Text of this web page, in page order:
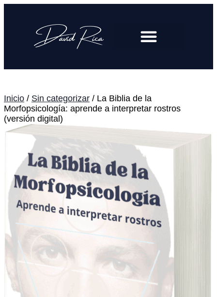
Inicio / Sin categorizar / La Biblia de la
Morfopsicología: aprende a interpretar rostros
(versión digital)